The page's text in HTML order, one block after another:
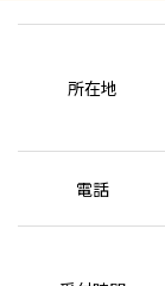
所在地
電話